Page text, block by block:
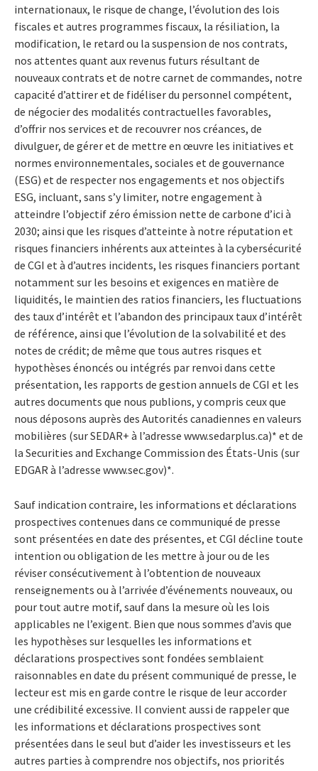
internationaux, le risque de change, l’évolution des lois
fiscales et autres programmes fiscaux, la résiliation, la
modification, le retard ou la suspension de nos contrats,
nos attentes quant aux revenus futurs résultant de
nouveaux contrats et de notre carnet de commandes, notre
capacité d’attirer et de fidéliser du personnel compétent,
de négocier des modalités contractuelles favorables,
d’offrir nos services et de recouvrer nos créances, de
divulguer, de gérer et de mettre en œuvre les initiatives et
normes environnementales, sociales et de gouvernance
(ESG) et de respecter nos engagements et nos objectifs
ESG, incluant, sans s’y limiter, notre engagement à
atteindre l’objectif zéro émission nette de carbone d’ici à
2030; ainsi que les risques d’atteinte à notre réputation et
risques financiers inhérents aux atteintes à la cybersécurité
de CGI et à d’autres incidents, les risques financiers portant
notamment sur les besoins et exigences en matière de
liquidités, le maintien des ratios financiers, les fluctuations
des taux d’intérêt et l’abandon des principaux taux d’intérêt
de référence, ainsi que l’évolution de la solvabilité et des
notes de crédit; de même que tous autres risques et
hypothèses énoncés ou intégrés par renvoi dans cette
présentation, les rapports de gestion annuels de CGI et les
autres documents que nous publions, y compris ceux que
nous déposons auprès des Autorités canadiennes en valeurs
mobilières (sur SEDAR+ à l’adresse www.sedarplus.ca)* et de
la Securities and Exchange Commission des États-Unis (sur
EDGAR à l’adresse www.sec.gov)*.
Sauf indication contraire, les informations et déclarations
prospectives contenues dans ce communiqué de presse
sont présentées en date des présentes, et CGI décline toute
intention ou obligation de les mettre à jour ou de les
réviser consécutivement à l’obtention de nouveaux
renseignements ou à l’arrivée d’événements nouveaux, ou
pour tout autre motif, sauf dans la mesure où les lois
applicables ne l’exigent. Bien que nous sommes d’avis que
les hypothèses sur lesquelles les informations et
déclarations prospectives sont fondées semblaient
raisonnables en date du présent communiqué de presse, le
lecteur est mis en garde contre le risque de leur accorder
une crédibilité excessive. Il convient aussi de rappeler que
les informations et déclarations prospectives sont
présentées dans le seul but d’aider les investisseurs et les
autres parties à comprendre nos objectifs, nos priorités